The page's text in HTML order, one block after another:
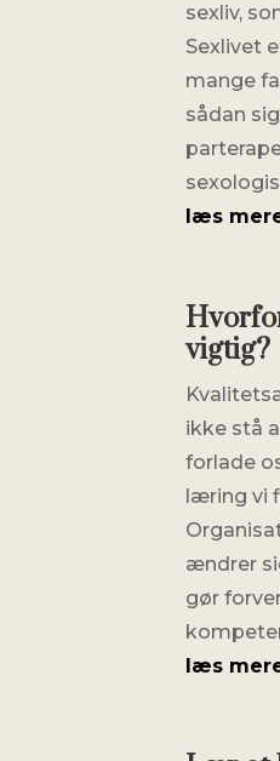
sexliv,
Sexlivet
mange
sådan
læs
vigtig?
ikke stå
forlade
læring vi
ændrer
gør
læs